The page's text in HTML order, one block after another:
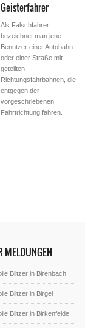
Geisterfahrer
Als Falschfahrer
bezeichnet man jene
Benutzer einer Autobahn
oder einer Straße mit
geteilten
Richtungsfahrbahnen, die
entgegen der
vorgeschriebenen
Fahrtrichtung fahren.
MELDUNGEN
Blitzer in Birenbach
Blitzer in Birgel
Blitzer in Birkenfelde